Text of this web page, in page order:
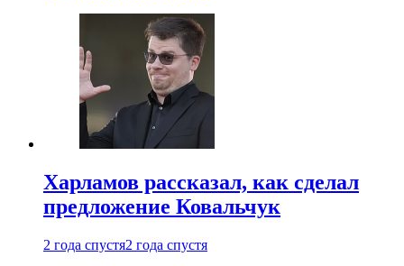
Харламов рассказал, как сделал
предложение Ковальчук
2 года спустя2 года спустя